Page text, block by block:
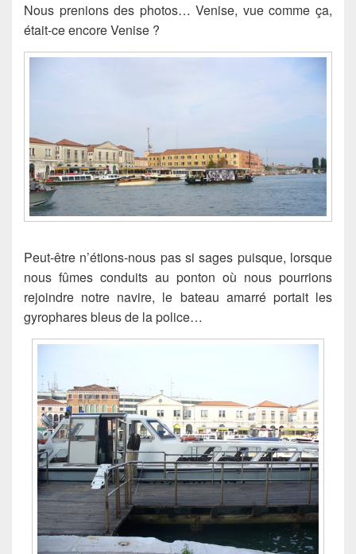
Nous prenions des photos… Venise, vue comme ça,
était-ce encore Venise ?
Peut-être n’étions-nous pas si sages puisque, lorsque
nous fûmes conduits au ponton où nous pourrions
rejoindre notre navire, le bateau amarré portait les
gyrophares bleus de la police…